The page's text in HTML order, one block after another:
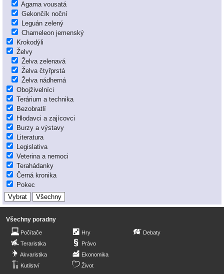
Agama vousatá
Gekončík noční
Leguán zelený
Chameleon jemenský
Krokodýli
Želvy
Želva zelenavá
Želva čtyřprstá
Želva nádherná
Obojživelníci
Terárium a technika
Bezobratlí
Hlodavci a zajícovci
Burzy a výstavy
Literatura
Legislativa
Veterina a nemoci
Terahádanky
Černá kronika
Pokec
Všechny poradny
Počítače
Teraristika
Akvaristika
Kutilství
Hry
Právo
Ekonomika
Život
Debaty